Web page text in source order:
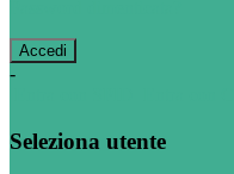
-
Seleziona utente